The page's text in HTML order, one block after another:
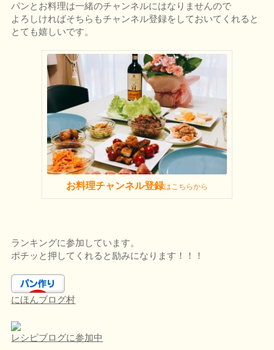
パンとお料理は一緒のチャンネルにはなりませんので
よろしければそちらもチャンネル登録をしておいてくれると
とても嬉しいです。
お料理チャンネル登録はこちらから
ランキングに参加しています。
ポチッと押してくれると励みになります！！！
にほんブログ村
レシピブログに参加中